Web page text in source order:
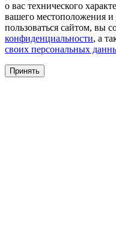
о вас технического
вашего местоположения
пользоваться сайтом, вы
конфиденциальности, а
своих персональных
Принять